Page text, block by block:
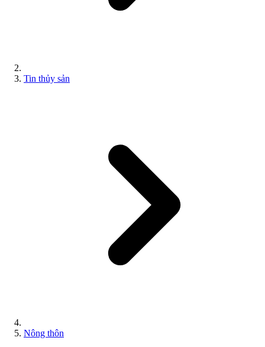
Tin thủy sản
Nông thôn